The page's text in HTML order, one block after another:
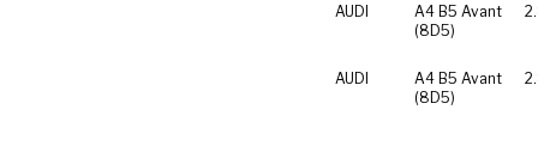
AUDI
A4 B5 Avant
(8D5)
AUDI
A4 B5 Avant
(8D5)